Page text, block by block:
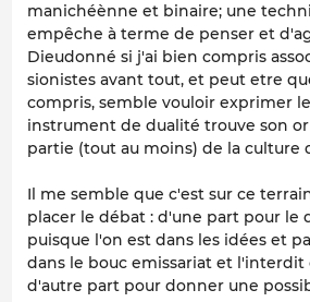
manichéènne et binaire; une
empêche à terme de penser et
Dieudonné si j'ai bien compris
sionistes avant tout, et peut etre
compris, semble vouloir exprimer
instrument de dualité trouve son
partie (tout au moins) de la culture
Il me semble que c'est sur ce
placer le débat : d'une part pour le
puisque l'on est dans les idées et
dans le bouc emissariat et
d'autre part pour donner une